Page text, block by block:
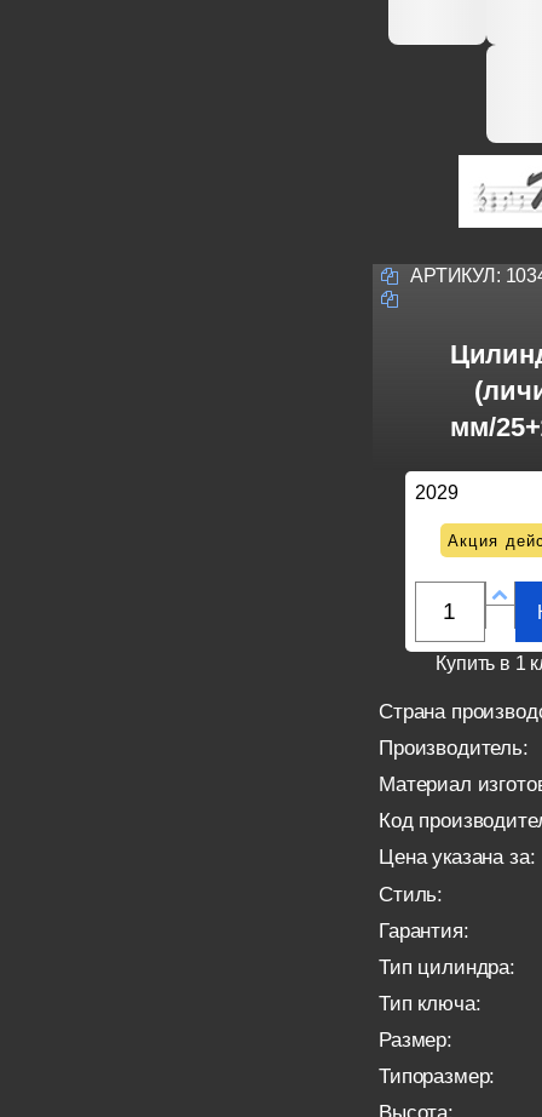
АРТИКУЛ:
мм/
2029
Акция
Купить в 1
Страна
Производитель:
Материал
Код
Цена указана за:
Стиль:
Гарантия:
Тип цилиндра:
Тип ключа:
Размер:
Типоразмер: